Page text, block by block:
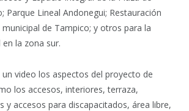
Parque Lineal Andonegui; Restauración
de Tampico; y otros para la
la zona sur.
video los aspectos del proyecto de
los accesos, interiores, terraza,
y accesos para discapacitados, área libre,